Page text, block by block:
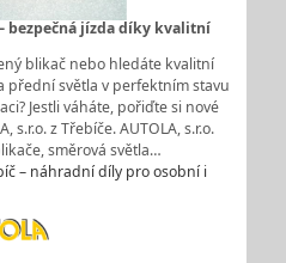
bezpečná jízda díky kvalitní
blikač nebo hledáte kvalitní
přední světla v perfektním stavu
Jestli váháte, pořiďte si nové
s.r.o. z Třebíče. AUTOLA, s.r.o.
směrová světla…
– náhradní díly pro osobní i